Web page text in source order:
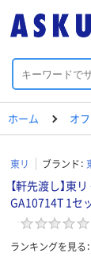
ホーム オ
東リ ブランド：
【軒先渡し】
GA10714T 1セッ
ランキングを見る：